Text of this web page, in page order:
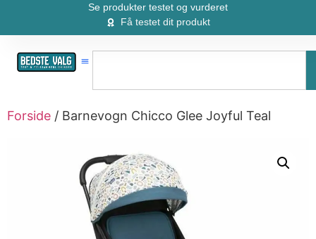
Se produkter testet og vurderet
Få testet dit produkt
Forside / Barnevogn Chicco Glee Joyful Teal